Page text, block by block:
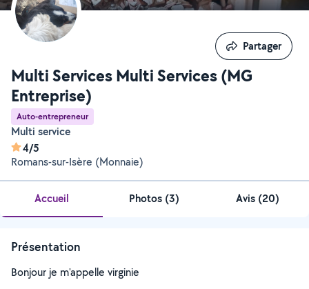
Multi Services Multi Services (MG
Entreprise)
Auto-entrepreneur
Multi service
4/5
Romans-sur-Isère (Monnaie)
Partager
Partager
Accueil Photos (3) Avis (20)
Présentation
Bonjour je m'appelle virginie